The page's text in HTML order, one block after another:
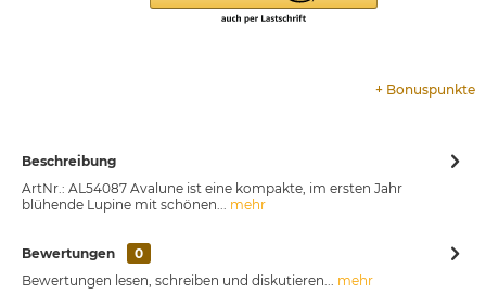
+ Bonuspunkte
Beschreibung
ArtNr.: AL54087 Avalune ist eine kompakte, im ersten Jahr
blühende Lupine mit schönen... mehr
Bewertungen
0
Bewertungen lesen, schreiben und diskutieren... mehr